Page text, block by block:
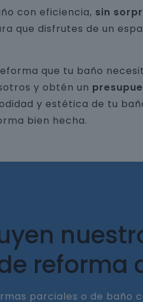
con eficiencia, sin
que disfrutes de un
que tu baño
y obtén un
y estética de tu
bien hecha.
reforma
parciales o de baño